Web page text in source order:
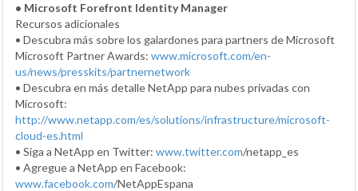
• Microsoft Forefront Identity Manager
Recursos adicionales
• Descubra más sobre los galardones para partners de Microsoft
Microsoft Partner Awards: www.microsoft.com/en-
us/news/presskits/partnernetwork
• Descubra en más detalle NetApp para nubes privadas con
Microsoft:
http://www.netapp.com/es/solutions/infrastructure/microsoft-
cloud-es.html
• Siga a NetApp en Twitter: www.twitter.com/netapp_es
• Agregue a NetApp en Facebook:
www.facebook.com/NetAppEspana